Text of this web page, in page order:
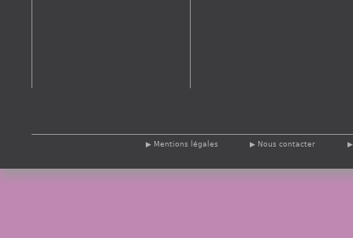
Mentions légales Nous contacter